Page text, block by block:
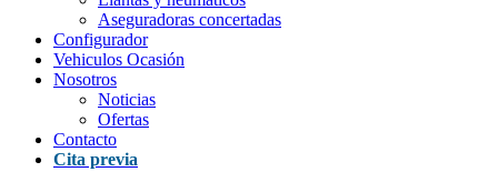
Aseguradoras concertadas
Configurador
Vehiculos Ocasión
Nosotros
Noticias
Ofertas
Contacto
Cita previa